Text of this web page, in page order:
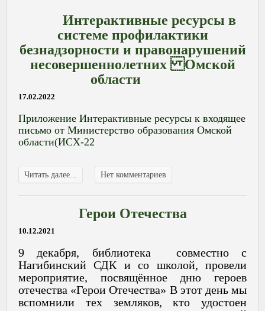
Интерактивные ресурсы в
системе профилактики
безнадзорности и правонарушений
несовершеннолетних Омской
области
17.02.2022
Приложение Интерактивные ресурсы к входящее
письмо от Министерство образования Омской
области(ИСХ-22
Читать далее... Нет комментариев
Герои Отечества
10.12.2021
9 декабря, библиотека совместно с
Нагибинский СДК и со школой, провели
мероприятие, посвящённое дню героев
отечества «Герои Отечества» В этот день мы
вспомнили тех земляков, кто удостоен